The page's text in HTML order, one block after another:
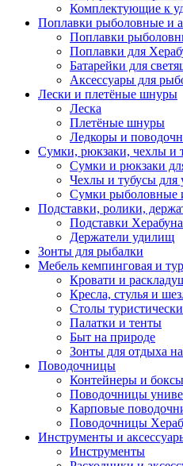
Комплектующие к
Поплавки рыболовные и
Поплавки
Поплавки для
Батарейки для
Аксессуары для
Лески и плетёные шнуры
Леска
Плетёные шнуры
Ледкоры и
Сумки, рюкзаки, чехлы и
Сумки и рюкзаки
Чехлы и тубусы для
Сумки рыболовные
Подставки, ролики,
Подставки Херабуна
Держатели удилищ
Зонты для рыбалки
Мебель кемпинговая и
Кровати и
Кресла, стулья и
Столы
Палатки и тенты
Быт на природе
Зонты для отдыха
Поводочницы
Контейнеры и
Поводочницы
Карповые
Поводочницы
Инструменты и
Инструменты